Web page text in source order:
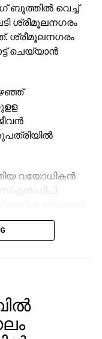
ബൂത്തില്‍ വെച്ച്
ശ്രീമൂലനഗരം
ശ്രീമൂലനഗരം
ചെയ്യാന്‍
വയോധികന്‍